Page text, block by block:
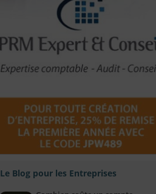
Le Blog pour les Entreprises